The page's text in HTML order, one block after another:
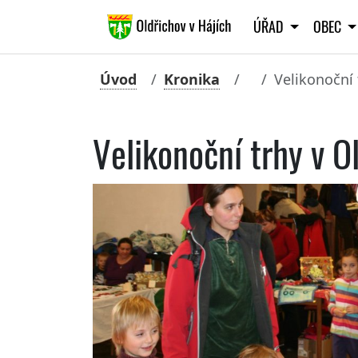
ÚŘAD OBEC
Úvod Kronika Velikonoční
Velikonoční trhy v